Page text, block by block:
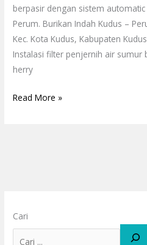
berpasir dengan sistem
Perum. Burikan Indah Kudus –
Kec. Kota Kudus, Kabupaten
Instalasi filter penjernih air sumur
herry
Read More »
Cari